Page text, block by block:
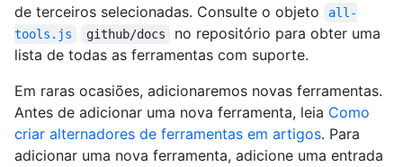
de terceiros selecionadas. Consulte o objeto
all-
tools.js
github/docs
no repositório para obter uma
lista de todas as ferramentas com suporte.
Em raras ocasiões, adicionaremos novas ferramentas.
Antes de adicionar uma nova ferramenta, leia Como
criar alternadores de ferramentas em artigos. Para
adicionar uma nova ferramenta, adicione uma entrada